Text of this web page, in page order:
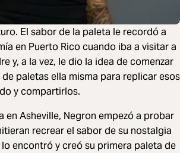
El sabor de la paleta le recordó a
en Puerto Rico cuando iba a visitar a
y, a la vez, le dio la idea de comenzar
paletas ella misma para replicar esos
y compartirlos.
en Asheville, Negron empezó a probar
recrear el sabor de su nostalgia
encontró y creó su primera paleta de